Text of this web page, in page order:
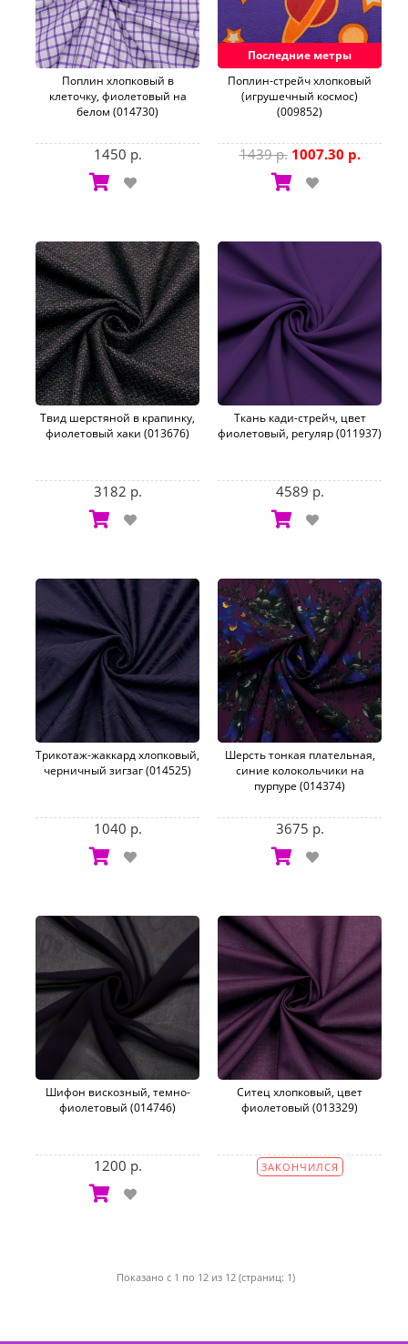
Поплин хлопковый в
клеточку, фиолетовый на
белом (014730)
1450 р.
Последние метры
Поплин-стрейч хлопковый
(игрушечный космос)
(009852)
1439 р. 1007.30 р.
Твид шерстяной в крапинку,
фиолетовый хаки (013676)
3182 р.
Ткань кади-стрейч, цвет
фиолетовый, регуляр (011937)
4589 р.
Трикотаж-жаккард хлопковый,
черничный зигзаг (014525)
1040 р.
Шерсть тонкая плательная,
синие колокольчики на
пурпуре (014374)
3675 р.
Шифон вискозный, темно-
фиолетовый (014746)
1200 р.
Ситец хлопковый, цвет
фиолетовый (013329)
ЗАКОНЧИЛСЯ
Показано с 1 по 12 из 12 (страниц: 1)